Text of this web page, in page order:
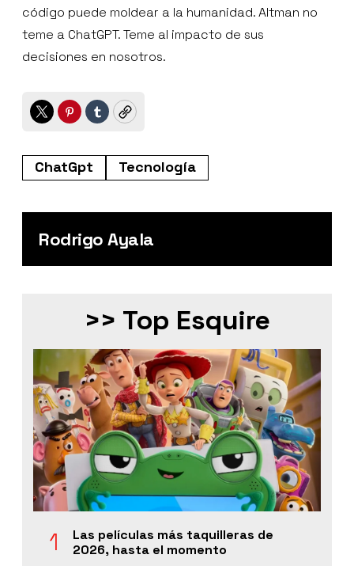
código puede moldear a la humanidad. Altman no
teme a ChatGPT. Teme al impacto de sus
decisiones en nosotros.
TwitterPinterest
TumblrCopy
ChatGpt Tecnología
Rodrigo Ayala
>> Top Esquire
Las películas más taquilleras de
2026, hasta el momento